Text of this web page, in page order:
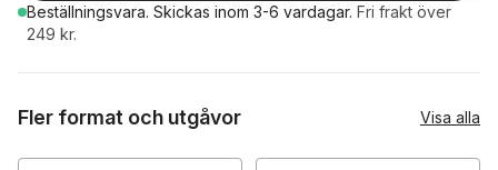
Beställningsvara. Skickas inom 3-6 vardagar. Fri frakt över
249 kr.
Fler format och utgåvor Visa alla